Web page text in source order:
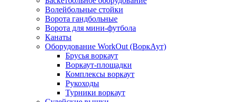
Волейбольные стойки
Ворота гандбольные
Ворота для мини-футбола
Канаты
Оборудование WorkOut (ВоркАут)
Брусья воркаут
Воркаут-площадки
Комплексы воркаут
Рукоходы
Турники воркаут